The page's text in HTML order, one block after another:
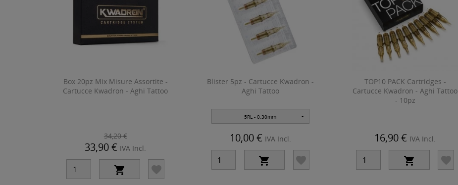
Box 20pz Mix Misure Assortite -
Cartucce Kwadron - Aghi Tattoo
34,20 €
33,90 € IVA Incl.
 
Blister 5pz - Cartucce Kwadron -
Aghi Tattoo
5RL - 0.30mm
10,00 € IVA Incl.
 
TOP10 PACK Cartridges -
Cartucce Kwadron - Aghi Tattoo
- 10pz
16,90 € IVA Incl.
 